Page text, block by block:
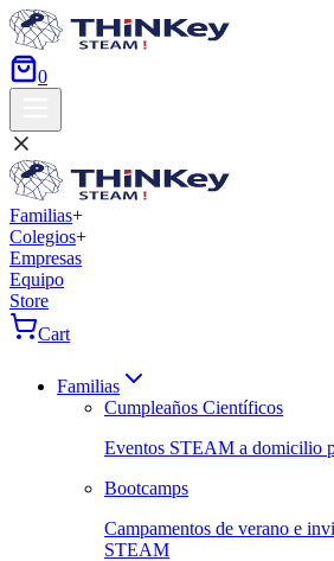
0
Familias+
Colegios+
Empresas
Equipo
Store
Cart
Familias
Cumpleaños Científicos
Eventos STEAM a domicilio
Bootcamps
Campamentos de verano e
STEAM